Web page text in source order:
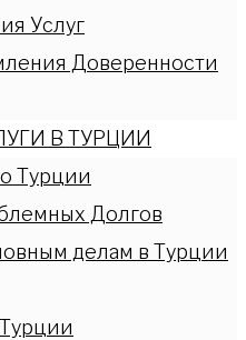
Услуг
Доверенности
В ТУРЦИИ
Турции
Долгов
делам в Турции